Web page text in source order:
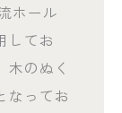
ホール
してお
木のぬく
なってお